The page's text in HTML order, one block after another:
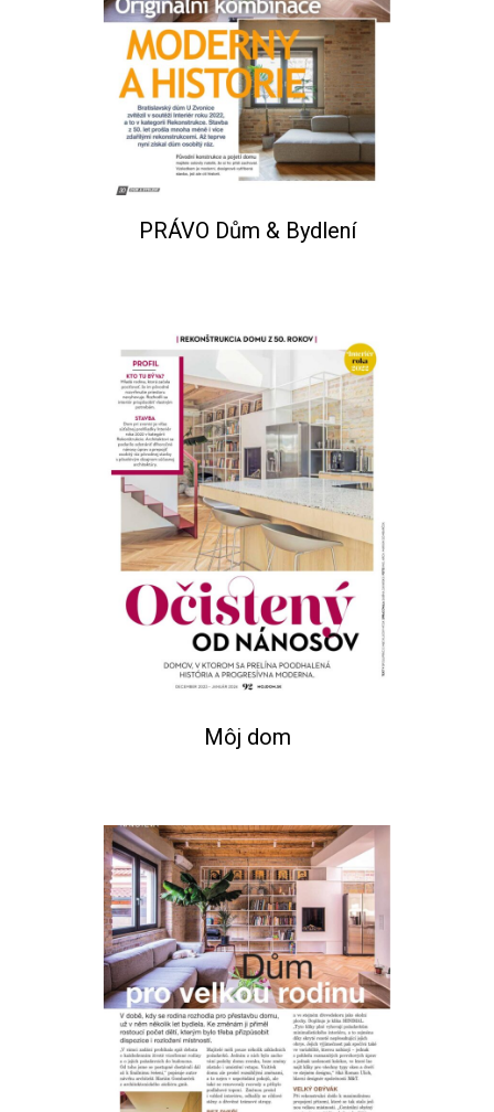
PRÁVO Dům & Bydlení
Môj dom